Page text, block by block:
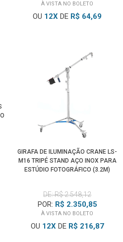
À VISTA NO BOLETO
OU 12X DE R$ 64,69
GIRAFA DE ILUMINAÇÃO CRANE LS-
M16 TRIPÉ STAND AÇO INOX PARA
ESTÚDIO FOTOGRÁFICO (3.2M)
DE: R$ 2.548,12
POR: R$ 2.350,85
À VISTA NO BOLETO
OU 12XDE R$ 216,87